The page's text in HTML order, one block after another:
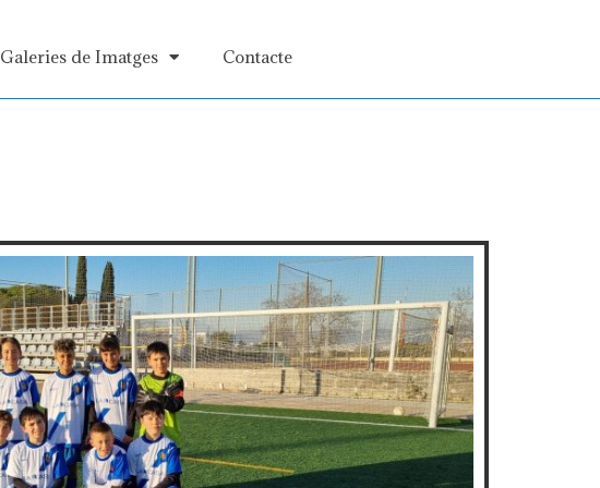
Galeries de Imatges Contacte